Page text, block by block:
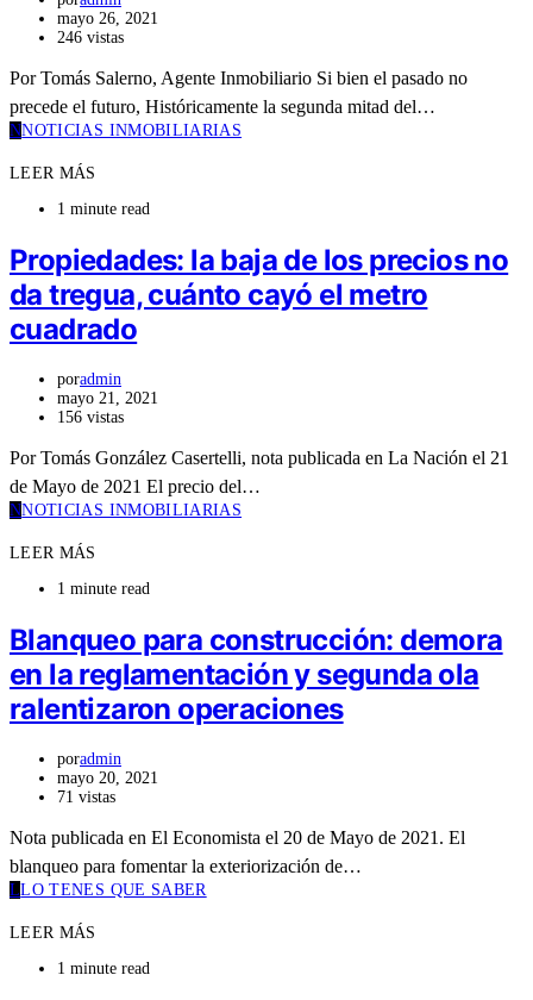
mayo 26, 2021
246 vistas
Por Tomás Salerno, Agente Inmobiliario Si bien el pasado no
precede el futuro, Históricamente la segunda mitad del…
NNOTICIAS INMOBILIARIAS
LEER MÁS
1 minute read
Propiedades: la baja de los precios no
da tregua, cuánto cayó el metro
cuadrado
poradmin
mayo 21, 2021
156 vistas
Por Tomás González Casertelli, nota publicada en La Nación el 21
de Mayo de 2021 El precio del…
NNOTICIAS INMOBILIARIAS
LEER MÁS
1 minute read
Blanqueo para construcción: demora
en la reglamentación y segunda ola
ralentizaron operaciones
poradmin
mayo 20, 2021
71 vistas
Nota publicada en El Economista el 20 de Mayo de 2021. El
blanqueo para fomentar la exteriorización de…
LLO TENES QUE SABER
LEER MÁS
1 minute read